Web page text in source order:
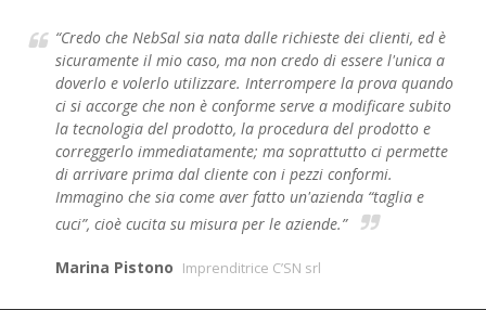
“Credo che NebSal sia nata dalle richieste dei clienti, ed è
sicuramente il mio caso, ma non credo di essere l'unica a
doverlo e volerlo utilizzare. Interrompere la prova quando
ci si accorge che non è conforme serve a modificare subito
la tecnologia del prodotto, la procedura del prodotto e
correggerlo immediatamente; ma soprattutto ci permette
di arrivare prima dal cliente con i pezzi conformi.
Immagino che sia come aver fatto un'azienda “taglia e
cuci”, cioè cucita su misura per le aziende.”
Marina Pistono Imprenditrice C’SN srl